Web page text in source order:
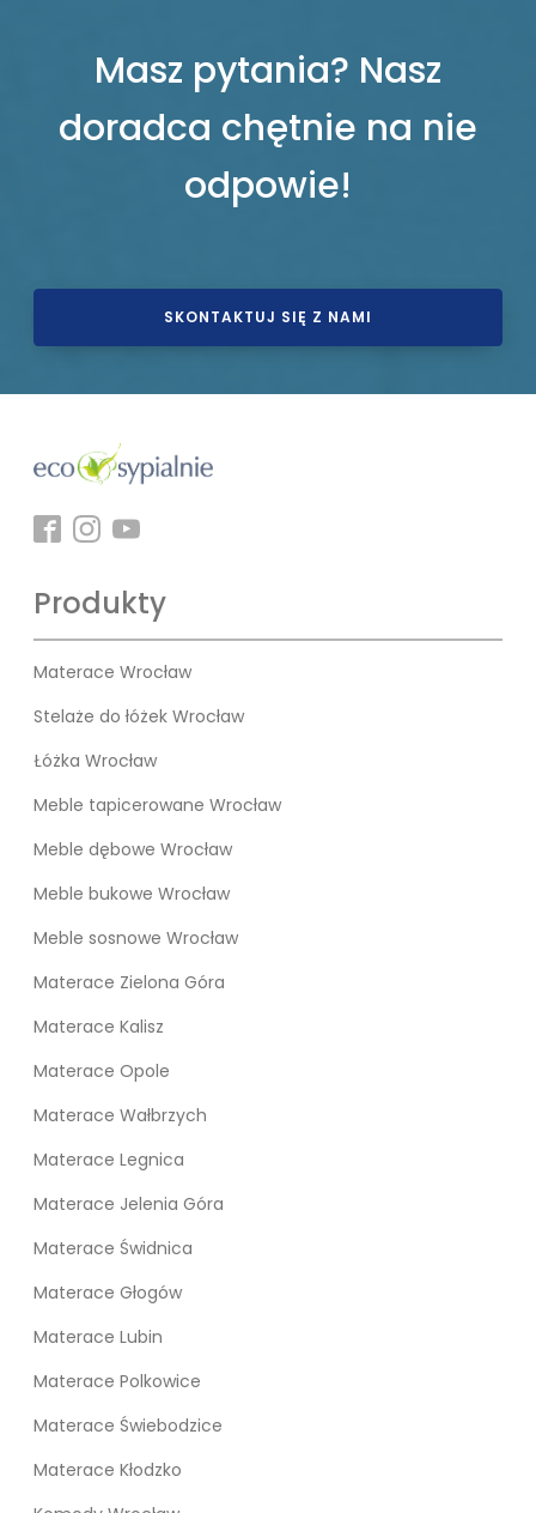
Masz pytania? Nasz
doradca chętnie na nie
odpowie!
SKONTAKTUJ SIĘ Z NAMI
Produkty
Materace Wrocław
Stelaże do łóżek Wrocław
Łóżka Wrocław
Meble tapicerowane Wrocław
Meble dębowe Wrocław
Meble bukowe Wrocław
Meble sosnowe Wrocław
Materace Zielona Góra
Materace Kalisz
Materace Opole
Materace Wałbrzych
Materace Legnica
Materace Jelenia Góra
Materace Świdnica
Materace Głogów
Materace Lubin
Materace Polkowice
Materace Świebodzice
Materace Kłodzko